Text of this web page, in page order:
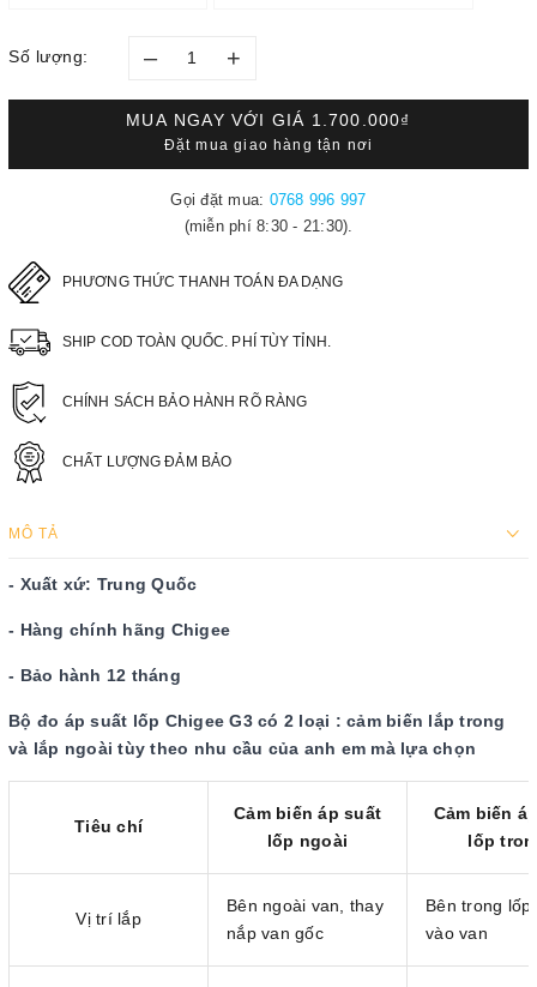
Số lượng: – +
MUA NGAY VỚI GIÁ 1.700.000₫
Đặt mua giao hàng tận nơi
Gọi đặt mua: 0768 996 997
(miễn phí 8:30 - 21:30).
PHƯƠNG THỨC THANH TOÁN ĐA DẠNG
SHIP COD TOÀN QUỐC. PHÍ TÙY TỈNH.
CHÍNH SÁCH BẢO HÀNH RÕ RÀNG
CHẤT LƯỢNG ĐẢM BẢO
MÔ TẢ
- Xuất xứ: Trung Quốc
- Hàng chính hãng Chigee
- Bảo hành 12 tháng
Bộ đo áp suất lốp Chigee G3 có 2 loại : cảm biến lắp trong
và lắp ngoài tùy theo nhu cầu của anh em mà lựa chọn
Tiêu chí
Cảm biến áp suất
lốp ngoài
Cảm biến
lốp
Vị trí lắp
Bên ngoài van, thay
nắp van gốc
Bên trong lốp
vào van